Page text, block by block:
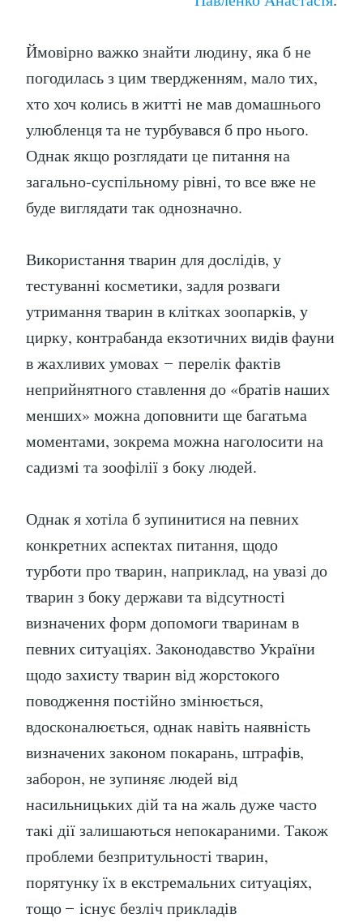
Ймовірно важко знайти людину, яка б не
погодилась з цим твердженням, мало тих,
хто хоч колись в житті не мав домашнього
улюбленця та не турбувався б про нього.
Однак якщо розглядати це питання на
загально-суспільному рівні, то все вже не
буде виглядати так однозначно.
Використання тварин для дослідів, у
тестуванні косметики, задля розваги
утримання тварин в клітках зоопарків, у
цирку, контрабанда екзотичних видів фауни
в жахливих умовах ̶ перелік фактів
неприйнятного ставлення до «братів наших
менших» можна доповнити ще багатьма
моментами, зокрема можна наголосити на
садизмі та зоофілії з боку людей.
Однак я хотіла б зупинитися на певних
конкретних аспектах питання, щодо
турботи про тварин, наприклад, на увазі до
тварин з боку держави та відсутності
визначених форм допомоги тваринам в
певних ситуаціях. Законодавство України
щодо захисту тварин від жорстокого
поводження постійно змінюється,
вдосконалюється, однак навіть наявність
визначених законом покарань, штрафів,
заборон, не зупиняє людей від
насильницьких дій та на жаль дуже часто
такі дії залишаються непокараними. Також
проблеми безпритульності тварин,
порятунку їх в екстремальних ситуаціях,
тощо ̶ існує безліч прикладів